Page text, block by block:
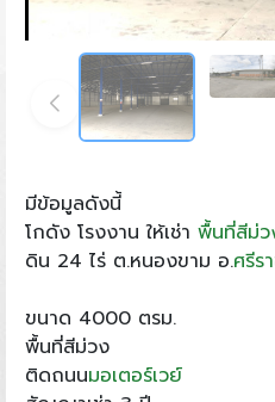
มีข้อมูลดังนี้
โกดัง โรงงาน ให้เช่า พื้นที่สีม่ว
ดิน 24 ไร่ ต.หนองขาม อ.ศรีร
ขนาด 4000 ตรม.
พื้นที่สีม่วง
ติดถนนมอเตอร์เวย์